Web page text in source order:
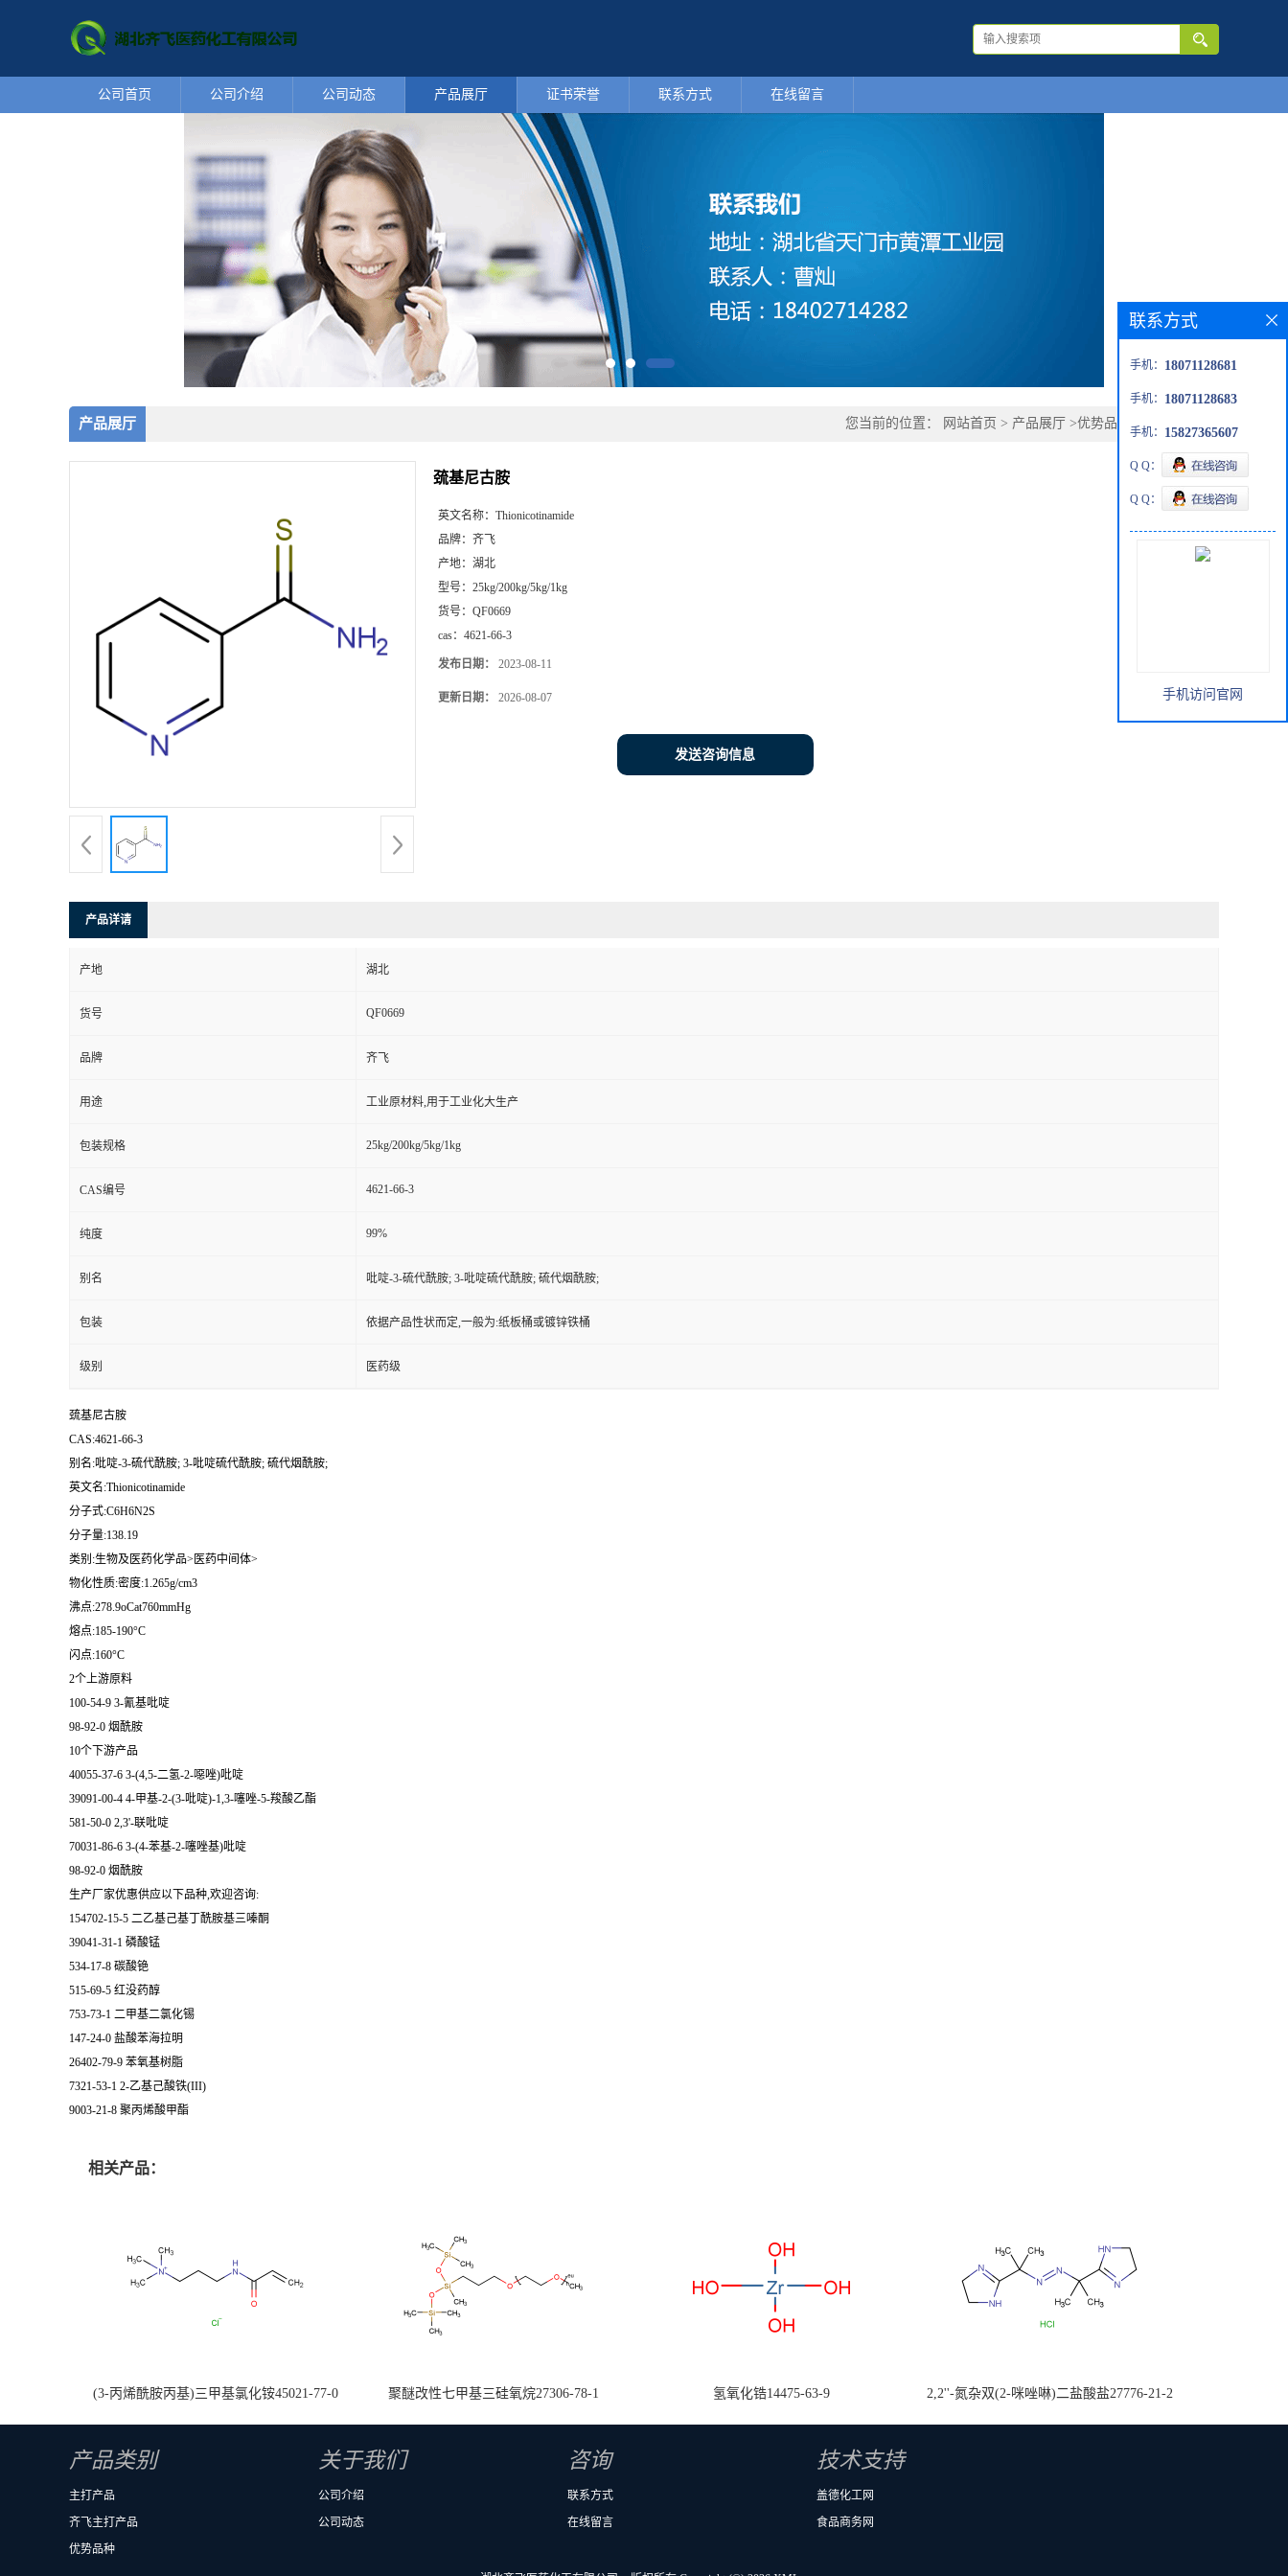
公司首页 公司介绍 公司动态 产品展厅 证书荣誉 联系方式 在线留言
产品展厅 您当前的位置： 网站首页 > 产品展厅 >优势品种 > 巯基尼古胺
巯基尼古胺
英文名称： Thionicotinamide
品牌： 齐飞
产地： 湖北
型号： 25kg/200kg/5kg/1kg
货号： QF0669
cas： 4621-66-3
发布日期： 2023-08-11
更新日期： 2026-08-07
发送咨询信息
产品详请
产地 湖北
货号 QF0669
品牌 齐飞
用途 工业原材料,用于工业化大生产
包装规格 25kg/200kg/5kg/1kg
CAS编号 4621-66-3
纯度 99%
别名 吡啶-3-硫代酰胺; 3-吡啶硫代酰胺; 硫代烟酰胺;
包装 依据产品性状而定,一般为:纸板桶或镀锌铁桶
级别 医药级
巯基尼古胺
CAS:4621-66-3
别名:吡啶-3-硫代酰胺; 3-吡啶硫代酰胺; 硫代烟酰胺;
英文名:Thionicotinamide
分子式:C6H6N2S
分子量:138.19
类别:生物及医药化学品>医药中间体>
物化性质:密度:1.265g/cm3
沸点:278.9oCat760mmHg
熔点:185-190°C
闪点:160°C
2个上游原料
100-54-9 3-氰基吡啶
98-92-0 烟酰胺
10个下游产品
40055-37-6 3-(4,5-二氢-2-噁唑)吡啶
39091-00-4 4-甲基-2-(3-吡啶)-1,3-噻唑-5-羧酸乙酯
581-50-0 2,3'-联吡啶
70031-86-6 3-(4-苯基-2-噻唑基)吡啶
98-92-0 烟酰胺
生产厂家优惠供应以下品种,欢迎咨询:
154702-15-5 二乙基己基丁酰胺基三嗪酮
39041-31-1 磷酸锰
534-17-8 碳酸铯
515-69-5 红没药醇
753-73-1 二甲基二氯化锡
147-24-0 盐酸苯海拉明
26402-79-9 苯氧基树脂
7321-53-1 2-乙基己酸铁(III)
9003-21-8 聚丙烯酸甲酯
相关产品：
(3-丙烯酰胺丙基)三甲基氯化铵45021-77-0 聚醚改性七甲基三硅氧烷27306-78-1 氢氧化锆14475-63-9 2,2''-氮杂双(2-咪唑啉)二盐酸盐27776-21-2
联系方式
手机： 18071128681
手机： 18071128683
手机： 15827365607
Q Q：
Q Q：
手机访问官网
产品类别
主打产品
齐飞主打产品
优势品种
关于我们
公司介绍
公司动态
咨询
联系方式
在线留言
技术支持
盖德化工网
食品商务网